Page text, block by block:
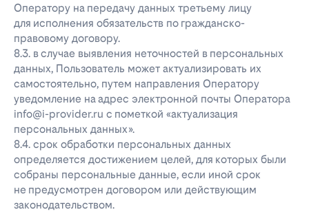
Оператору на передачу данных третьему лицу
для исполнения обязательств по гражданско-
правовому договору.
8.3. в случае выявления неточностей в персональных
данных, Пользователь может актуализировать их
самостоятельно, путем направления Оператору
уведомление на адрес электронной почты Оператора
info@i-provider.ru с пометкой «актуализация
персональных данных».
8.4. срок обработки персональных данных
определяется достижением целей, для которых были
собраны персональные данные, если иной срок
не предусмотрен договором или действующим
законодательством.